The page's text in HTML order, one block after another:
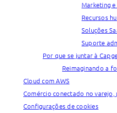
Marketing
Recursos
Soluções
Suporte
Por que se juntar à
Reimaginando a
Cloud com AWS
Comércio conectado no
Configurações de cookies